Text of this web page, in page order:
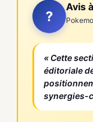
?
Avis
« Cette
éditoriale
synergies-